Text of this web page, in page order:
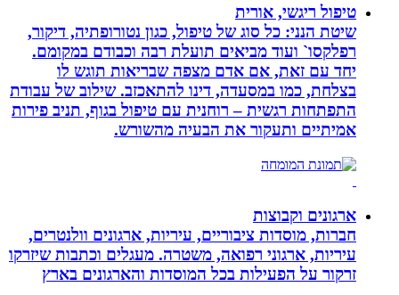
טיפול ריגשי, אורית
שיטת הנני: כל סוג של טיפול, כגון נטורופתיה, דיקור,
רפלקסו` ועוד מביאים תועלת רבה וכבודם במקומם.
יחד עם זאת, אם אדם מצפה שבריאות תוגש לו
בצלחת, כמו במסעדה, דינו להתאכזב. שילוב של עבודת
התפתחות רגשית – רוחנית עם טיפול בגוף, תניב פירות
אמיתיים ותעקור את הבעיה מהשורש.
ארגונים וקבוצות
חברות, מוסדות ציבוריים, עיריות, ארגונים וולנטרים,
עיריות, ארגוני רפואה, משטרה. מעגלים וכתבות שיזרקו
זרקור על הפעילות בכל המוסדות והארגונים בארץ